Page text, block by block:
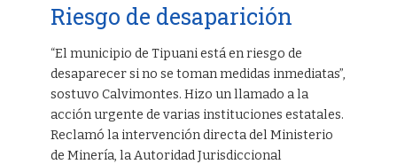
Riesgo de desaparición
“El municipio de Tipuani está en riesgo de
desaparecer si no se toman medidas inmediatas”,
sostuvo Calvimontes. Hizo un llamado a la
acción urgente de varias instituciones estatales.
Reclamó la intervención directa del Ministerio
de Minería, la Autoridad Jurisdiccional